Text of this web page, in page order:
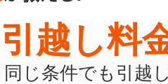
引越し料
同じ条件でも引越